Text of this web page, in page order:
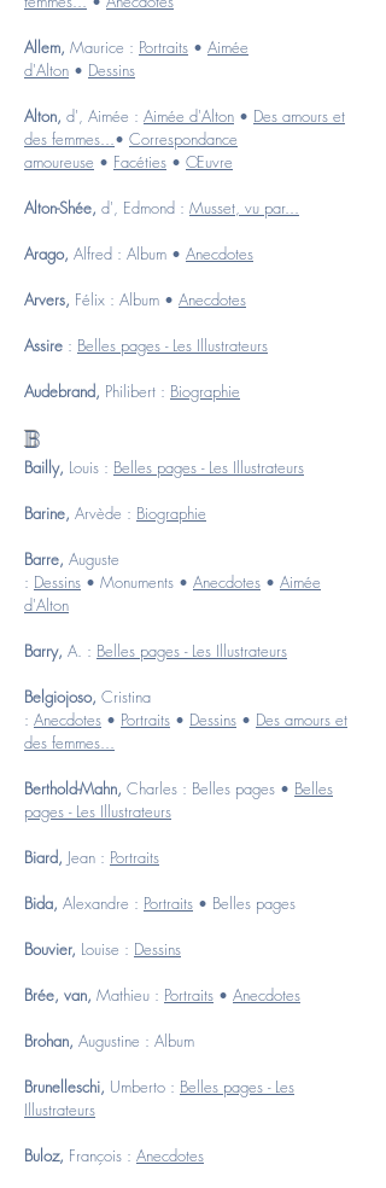
Allem, Maurice : Portraits • Aimée
d'Alton • Dessins
Alton, d', Aimée : Aimée d'Alton • Des amours et
des femmes...• Correspondance
amoureuse • Facéties • Œuvre
Alton-Shée, d', Edmond : Musset, vu par...
Arago, Alfred : Album • Anecdotes
Arvers, Félix : Album • Anecdotes
Assire : Belles pages - Les Illustrateurs
Audebrand, Philibert : Biographie
B
Bailly, Louis : Belles pages - Les Illustrateurs
Barine, Arvède : Biographie
Barre, Auguste
: Dessins • Monuments • Anecdotes • Aimée
d'Alton
Barry, A. : Belles pages - Les Illustrateurs
Belgiojoso, Cristina
: Anecdotes • Portraits • Dessins • Des amours et
des femmes...
Berthold-Mahn, Charles : Belles pages • Belles
pages - Les Illustrateurs
Biard, Jean : Portraits
Bida, Alexandre : Portraits • Belles pages
Bouvier, Louise : Dessins
Brée, van, Mathieu : Portraits • Anecdotes
Brohan, Augustine : Album
Brunelleschi, Umberto : Belles pages - Les
Illustrateurs
Buloz, François : Anecdotes